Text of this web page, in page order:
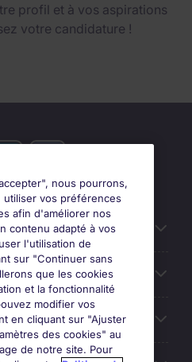
profil et à vos aspirations
votre candidature !
chez Michael
volumes d’affaires. Vous
responsable commercial,
,account manager
commercial ... N’hésitez
alerte emploi afin d’être
de commercial
sera mise en ligne sur
dans le
nous pourrons,
utiliser vos préférences
afin d'améliorer nos
contenu adapté à vos
l'utilisation de
sur "Continuer sans
que les cookies
et la fonctionnalité
modifier vos
en cliquant sur "Ajuster
des cookies" au
de notre site. Pour